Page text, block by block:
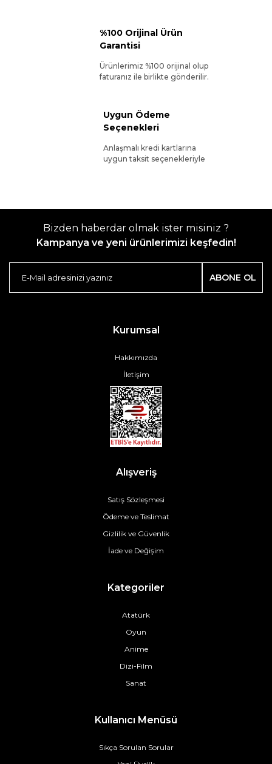
%100 Orijinal Ürün
Garantisi
Ürünlerimiz %100 orijinal olup
faturanız ile birlikte gönderilir.
Uygun Ödeme
Seçenekleri
Anlaşmalı kredi kartlarına
uygun taksit seçenekleriyle
Bizden haberdar olmak ister misiniz ?
Kampanya ve yeni ürünlerimizi keşfedin!
ABONE OL
Kurumsal
Hakkımızda
İletişim
Alışveriş
Satış Sözleşmesi
Ödeme ve Teslimat
Gizlilik ve Güvenlik
İade ve Değişim
Kategoriler
Atatürk
Oyun
Anime
Dizi-Film
Sanat
Kullanıcı Menüsü
Sıkça Sorulan Sorular